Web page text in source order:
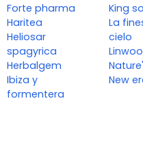
Forte pharma
Haritea
Heliosar
spagyrica
Herbalgem
Ibiza y
formentera
King
La
cielo
New